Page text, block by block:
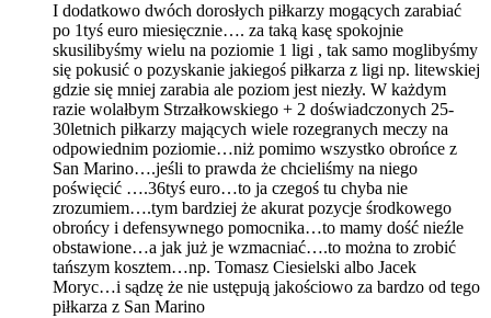
I dodatkowo dwóch dorosłych piłkarzy mogących zarabiać
po 1tyś euro miesięcznie…. za taką kasę spokojnie
skusilibyśmy wielu na poziomie 1 ligi , tak samo moglibyśmy
się pokusić o pozyskanie jakiegoś piłkarza z ligi np. litewskiej
gdzie się mniej zarabia ale poziom jest niezły. W każdym
razie wolałbym Strzałkowskiego + 2 doświadczonych 25-
30letnich piłkarzy mających wiele rozegranych meczy na
odpowiednim poziomie…niż pomimo wszystko obrońce z
San Marino….jeśli to prawda że chcieliśmy na niego
poświęcić ….36tyś euro…to ja czegoś tu chyba nie
zrozumiem….tym bardziej że akurat pozycje środkowego
obrońcy i defensywnego pomocnika…to mamy dość nieźle
obstawione…a jak już je wzmacniać….to można to zrobić
tańszym kosztem…np. Tomasz Ciesielski albo Jacek
Moryc…i sądzę że nie ustępują jakościowo za bardzo od tego
piłkarza z San Marino